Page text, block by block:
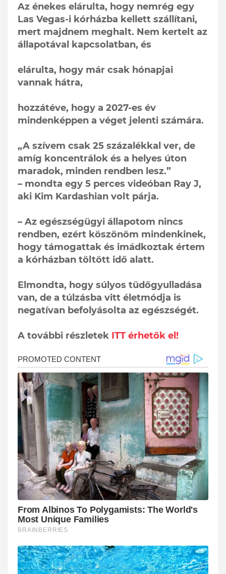
Az énekes elárulta, hogy nemrég egy
Las Vegas-i kórházba kellett szállítani,
mert majdnem meghalt. Nem kertelt az
állapotával kapcsolatban, és
elárulta, hogy már csak hónapjai
vannak hátra,
hozzátéve, hogy a 2027-es év
mindenképpen a véget jelenti számára.
„A szívem csak 25 százalékkal ver, de
amíg koncentrálok és a helyes úton
maradok, minden rendben lesz.”
– mondta egy 5 perces videóban Ray J,
aki Kim Kardashian volt párja.
– Az egészségügyi állapotom nincs
rendben, ezért köszönöm mindenkinek,
hogy támogattak és imádkoztak értem
a kórházban töltött idő alatt.
Elmondta, hogy súlyos tüdőgyulladása
van, de a túlzásba vitt életmódja is
negatívan befolyásolta az egészségét.
A további részletek ITT érhetők el!